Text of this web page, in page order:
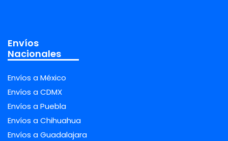
Envíos
Nacionales
Envíos a México
Envíos a CDMX
Envíos a Puebla
Envíos a Chihuahua
Envíos a Guadalajara